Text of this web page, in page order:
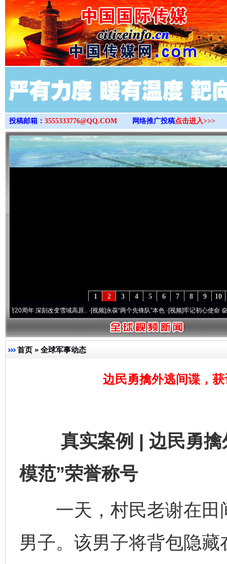
>
投稿邮箱： 3555333776@QQ.COM 网络推广投稿点击进入>>>
10
9
8
7
6
5
4
3
2
1
年 深刻改变雪域高原..·[视频]永葆“两个先锋队”本色·[视频]牢记初心使命 奋进复兴
首页 » 全球军事动态
边民勇擒外逃间谍，
真实案例 | 边民勇擒
模范”荣誉称号
一天，村民老谢在田
男子。该男子将背包隐